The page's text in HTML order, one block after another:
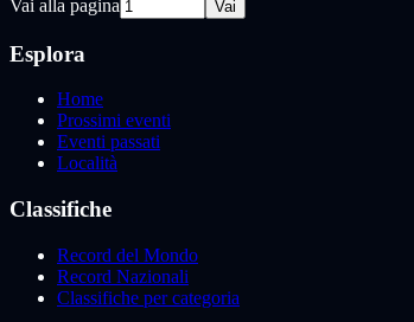
Vai alla pagina
Vai
Esplora
Home
Prossimi eventi
Eventi passati
Località
Classifiche
Record del Mondo
Record Nazionali
Classifiche per categoria